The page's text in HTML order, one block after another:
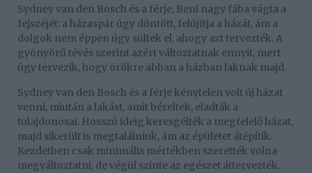
Sydney van den Bosch és a férje, Beni nagy fába vágta a
fejszéjét: a házaspár úgy döntött, felújítja a házát, ám a
dolgok nem éppen úgy sültek el, ahogy azt tervezték. A
gyönyörű tévés szerint azért változtatnak ennyit, mert
úgy tervezik, hogy örökre abban a házban laknak majd.
Sydney van den Bosch és a férje kénytelen volt új házat
venni, miután a lakást, amit béreltek, eladták a
tulajdonosai. Hosszú ideig keresgélték a megfelelő házat,
majd sikerült is megtalálniuk, ám az épületet átépítik.
Kezdetben csak minimális mértékben szerették volna
megváltoztatni, de végül szinte az egészet áttervezték.